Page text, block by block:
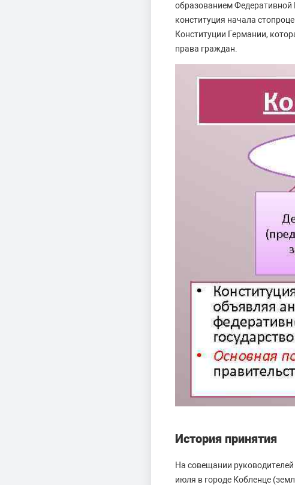
образованием Федеративной
конституция начала
Конституции Германии,
права граждан.
История принятия
На совещании
июля в городе Кобленце